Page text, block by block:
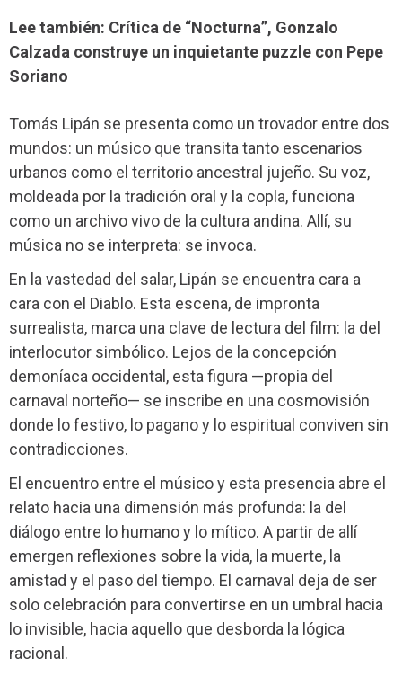
Lee también: Crítica de “Nocturna”, Gonzalo
Calzada construye un inquietante puzzle con Pepe
Soriano
Tomás Lipán se presenta como un trovador entre dos
mundos: un músico que transita tanto escenarios
urbanos como el territorio ancestral jujeño. Su voz,
moldeada por la tradición oral y la copla, funciona
como un archivo vivo de la cultura andina. Allí, su
música no se interpreta: se invoca.
En la vastedad del salar, Lipán se encuentra cara a
cara con el Diablo. Esta escena, de impronta
surrealista, marca una clave de lectura del film: la del
interlocutor simbólico. Lejos de la concepción
demoníaca occidental, esta figura —propia del
carnaval norteño— se inscribe en una cosmovisión
donde lo festivo, lo pagano y lo espiritual conviven sin
contradicciones.
El encuentro entre el músico y esta presencia abre el
relato hacia una dimensión más profunda: la del
diálogo entre lo humano y lo mítico. A partir de allí
emergen reflexiones sobre la vida, la muerte, la
amistad y el paso del tiempo. El carnaval deja de ser
solo celebración para convertirse en un umbral hacia
lo invisible, hacia aquello que desborda la lógica
racional.